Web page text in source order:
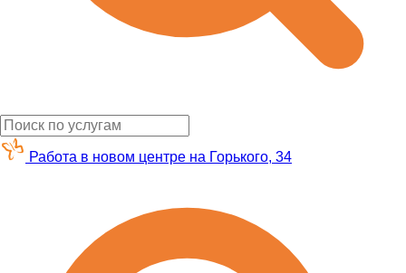
Работа в новом центре на Горького, 34